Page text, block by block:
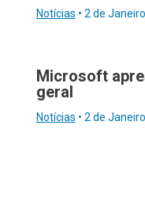
Notícias • 2 de
Microsoft
geral
Notícias • 2 de